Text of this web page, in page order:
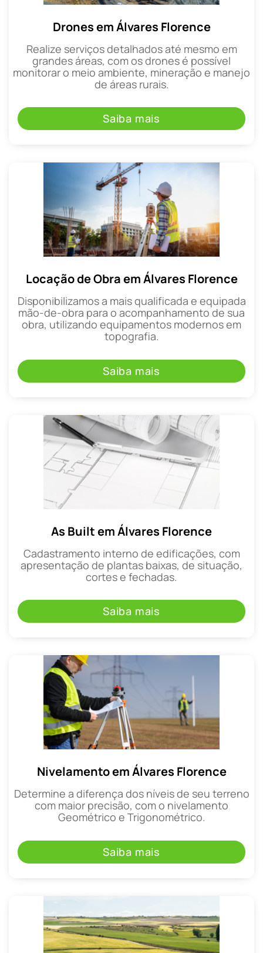
Drones em Álvares Florence
Realize serviços detalhados até mesmo em
grandes áreas, com os drones é possível
monitorar o meio ambiente, mineração e manejo
de áreas rurais.
Saiba mais
Locação de Obra em Álvares Florence
Disponibilizamos a mais qualificada e equipada
mão-de-obra para o acompanhamento de sua
obra, utilizando equipamentos modernos em
topografia.
Saiba mais
As Built em Álvares Florence
Cadastramento interno de edificações, com
apresentação de plantas baixas, de situação,
cortes e fechadas.
Saiba mais
Nivelamento em Álvares Florence
Determine a diferença dos níveis de seu terreno
com maior precisão, com o nivelamento
Geométrico e Trigonométrico.
Saiba mais